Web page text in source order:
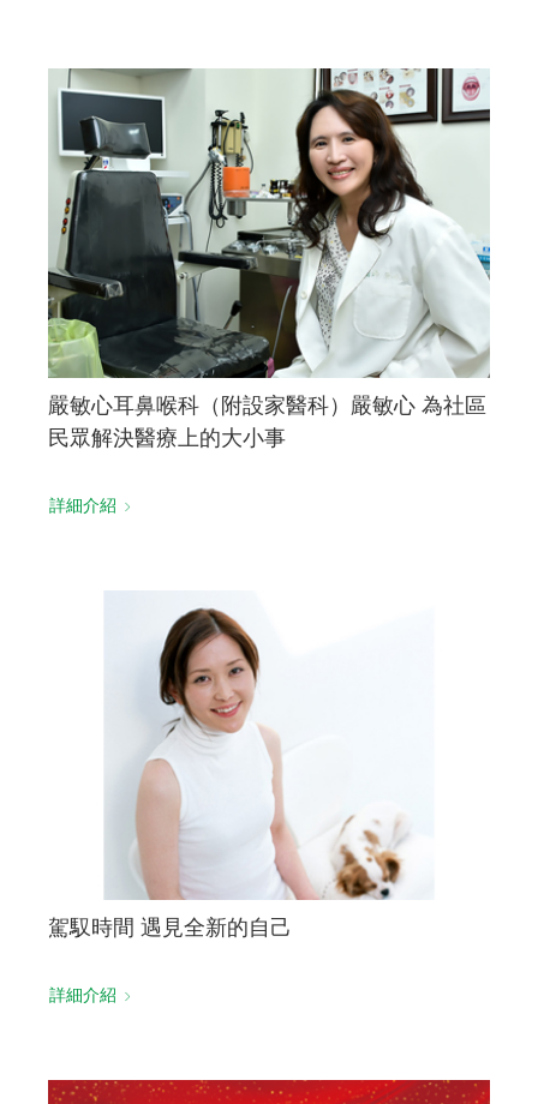
嚴敏心耳鼻喉科（附設家醫科）嚴敏心 為社區
民眾解決醫療上的大小事
詳細介紹
駕馭時間 遇見全新的自己
詳細介紹